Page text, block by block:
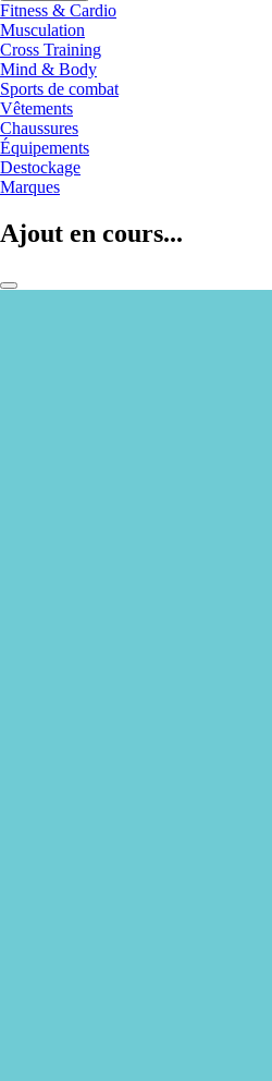
Fitness & Cardio
Musculation
Cross Training
Mind & Body
Sports de combat
Vêtements
Chaussures
Équipements
Destockage
Marques
Ajout en cours...